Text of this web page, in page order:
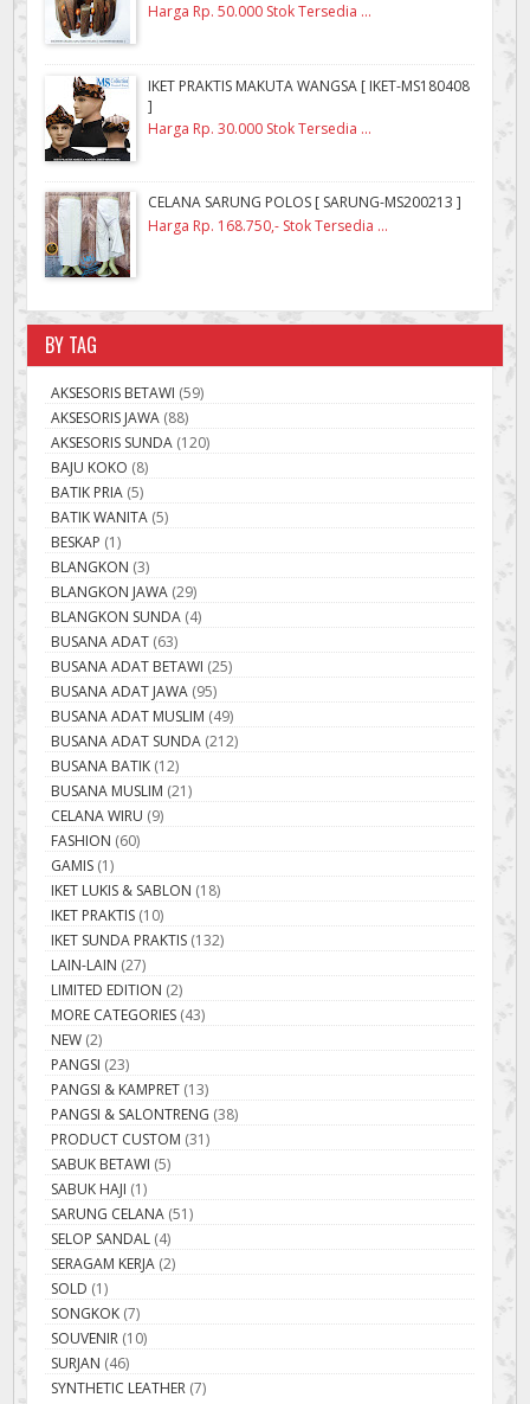
Harga Rp. 50.000 Stok Tersedia ...
IKET PRAKTIS MAKUTA WANGSA [ IKET-MS180408
]
Harga Rp. 30.000 Stok Tersedia ...
CELANA SARUNG POLOS [ SARUNG-MS200213 ]
Harga Rp. 168.750,- Stok Tersedia ...
BY TAG
AKSESORIS BETAWI (59)
AKSESORIS JAWA (88)
AKSESORIS SUNDA (120)
BAJU KOKO (8)
BATIK PRIA (5)
BATIK WANITA (5)
BESKAP (1)
BLANGKON (3)
BLANGKON JAWA (29)
BLANGKON SUNDA (4)
BUSANA ADAT (63)
BUSANA ADAT BETAWI (25)
BUSANA ADAT JAWA (95)
BUSANA ADAT MUSLIM (49)
BUSANA ADAT SUNDA (212)
BUSANA BATIK (12)
BUSANA MUSLIM (21)
CELANA WIRU (9)
FASHION (60)
GAMIS (1)
IKET LUKIS & SABLON (18)
IKET PRAKTIS (10)
IKET SUNDA PRAKTIS (132)
LAIN-LAIN (27)
LIMITED EDITION (2)
MORE CATEGORIES (43)
NEW (2)
PANGSI (23)
PANGSI & KAMPRET (13)
PANGSI & SALONTRENG (38)
PRODUCT CUSTOM (31)
SABUK BETAWI (5)
SABUK HAJI (1)
SARUNG CELANA (51)
SELOP SANDAL (4)
SERAGAM KERJA (2)
SOLD (1)
SONGKOK (7)
SOUVENIR (10)
SURJAN (46)
SYNTHETIC LEATHER (7)